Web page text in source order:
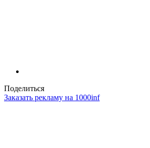
Поделиться
Заказать рекламу на 1000inf